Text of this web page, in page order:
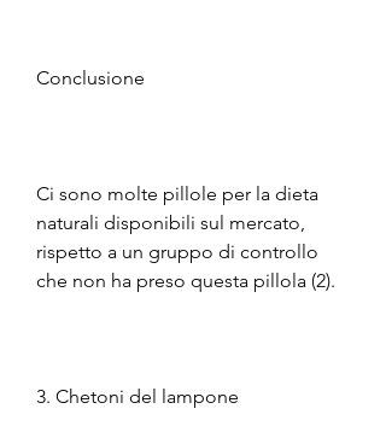
Conclusione
Ci sono molte pillole per la dieta
naturali disponibili sul mercato,
rispetto a un gruppo di controllo
che non ha preso questa pillola (2).
3. Chetoni del lampone